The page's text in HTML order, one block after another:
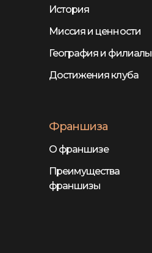
История
Миссия и ценности
География и филиалы
Достижения клуба
Франшиза
О франшизе
Преимущества
франшизы